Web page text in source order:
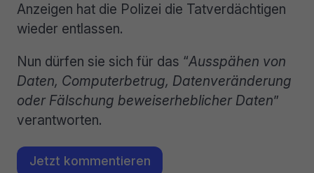
Anzeigen hat die Polizei die Tatverdächtigen
wieder entlassen.
Nun dürfen sie sich für das “Ausspähen von
Daten, Computerbetrug, Datenveränderung
oder Fälschung beweiserheblicher Daten”
verantworten.
Jetzt kommentieren